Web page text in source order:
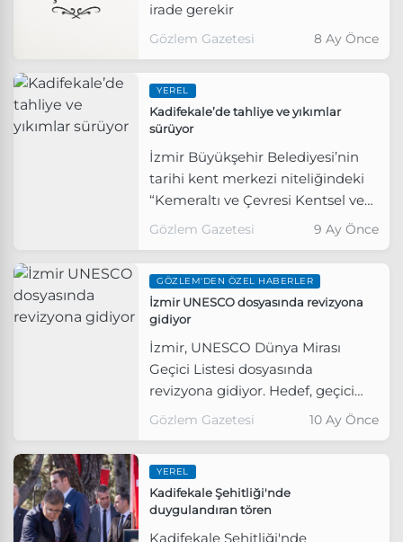
irade gerekir
Gözlem Gazetesi 8 Ay Önce
YEREL
Kadifekale’de tahliye ve yıkımlar
sürüyor
İzmir Büyükşehir Belediyesi’nin
tarihi kent merkezi niteliğindeki
“Kemeraltı ve Çevresi Kentsel ve
Arkeolojik Sit Alanı” içerisinde yer
kamulaştırma ve yıkım
çalışmaları devam ediyor.
Gözlem Gazetesi 9 Ay Önce
GÖZLEM'DEN ÖZEL HABERLER
İzmir UNESCO dosyasında revizyona
gidiyor
İzmir, UNESCO Dünya Mirası
Geçici Listesi dosyasında
revizyona gidiyor. Hedef, geçici
listenin ötesine giderek UNESCO
Kadifekale ve çevresi ile Eski
Smyrna, Yeşilova ve Yassıtepe
Höyüklerinden oluşan İzmir Tarihi
Gözlem Gazetesi 10 Ay Önce
YEREL
Kadifekale Şehitliği'nde
duygulandıran tören
Kadifekale Şehitliği'nde